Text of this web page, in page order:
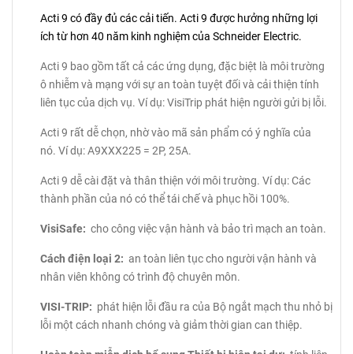
Acti 9 có đầy đủ các cải tiến. Acti 9 được hưởng những lợi
ích từ hơn 40 năm kinh nghiệm của Schneider Electric.
Acti 9 bao gồm tất cả các ứng dụng, đặc biệt là môi trường
ô nhiễm và mạng với sự an toàn tuyệt đối và cải thiện tính
liên tục của dịch vụ. Ví dụ: VisiTrip phát hiện người gửi bị lỗi.
Acti 9 rất dễ chọn, nhờ vào mã sản phẩm có ý nghĩa của
nó. Ví dụ: A9XXX225 = 2P, 25A.
Acti 9 dễ cài đặt và thân thiện với môi trường. Ví dụ: Các
thành phần của nó có thể tái chế và phục hồi 100%.
VisiSafe: cho công việc vận hành và bảo trì mạch an toàn.
Cách điện loại 2: an toàn liên tục cho người vận hành và
nhân viên không có trình độ chuyên môn.
VISI-TRIP: phát hiện lỗi đầu ra của Bộ ngắt mạch thu nhỏ bị
lỗi một cách nhanh chóng và giảm thời gian can thiệp.